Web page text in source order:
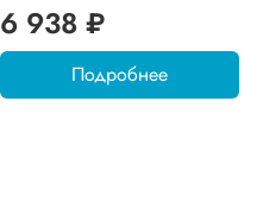
6 938 ₽
Подробнее